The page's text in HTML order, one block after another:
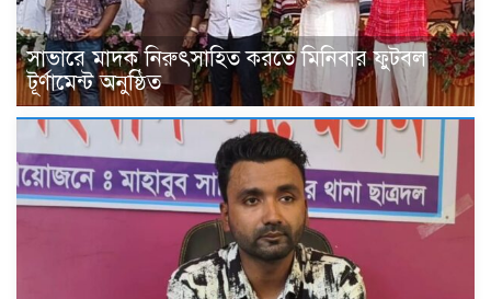
সাভারে মাদক নিরুৎসাহিত করতে মিনিবার ফুটবল
টূর্ণামেন্ট অনুষ্ঠিত